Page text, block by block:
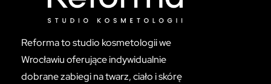
Reforma to studio kosmetologii we
Wrocławiu oferujące indywidualnie
dobrane zabiegi na twarz, ciało i skórę